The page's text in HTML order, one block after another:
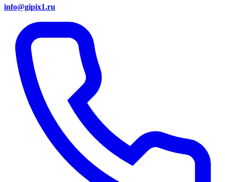
info@gipix1.ru